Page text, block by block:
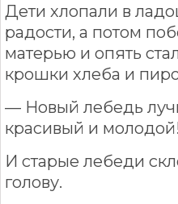
Дети хлопали в
радости, а потом
матерью и опять
крошки хлеба и
— Новый лебедь
красивый и молодой!
И старые лебеди
голову.